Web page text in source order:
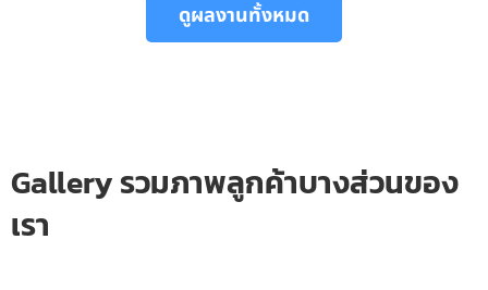
ดูผลงานทั้งหมด
Gallery รวมภาพลูกค้าบางส่วนของ
เรา